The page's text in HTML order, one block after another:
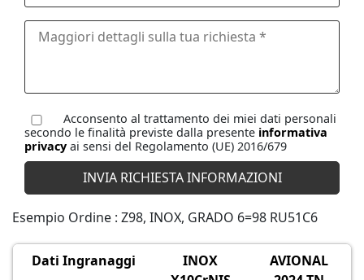
Acconsento al trattamento dei miei dati personali
secondo le finalità previste dalla presente informativa
privacy ai sensi del Regolamento (UE) 2016/679
Esempio Ordine : Z98, INOX, GRADO 6=98 RU51C6
Dati Ingranaggi
INOX
AVIONAL